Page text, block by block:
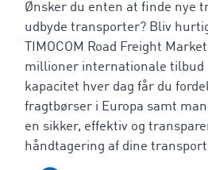
Ønsker du enten at finde nye
udbyde transporter? Bliv
TIMOCOM Road Freight
millioner internationale tilbud
kapacitet hver dag får du
fragtbørser i Europa samt
en sikker, effektiv og
håndtagering af dine